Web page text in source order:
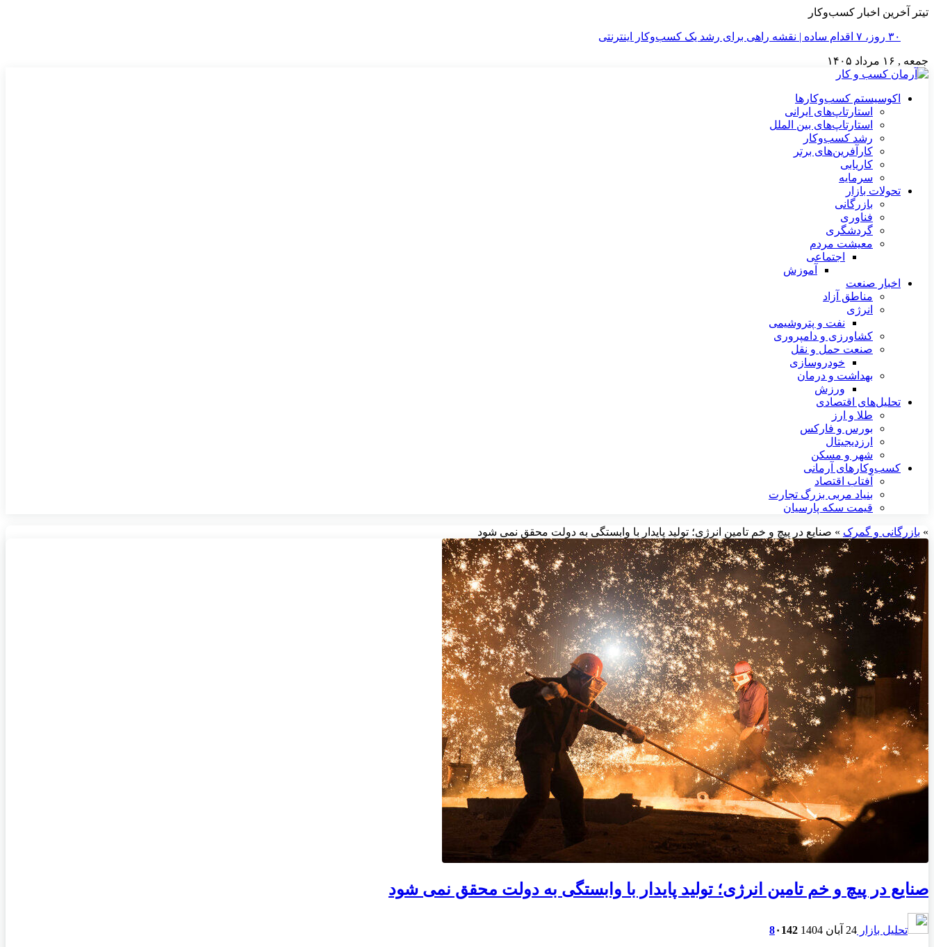
تیتر آخرین اخبار کسب‌وکار
۳۰ روز، ۷ اقدام ساده | نقشه راهی برای رشد یک کسب‌وکار اینترنتی
جمعه , ۱۶ مرداد ۱۴۰۵
اکوسیستم کسب‌وکارها
استارتاپ‌های ایرانی
استارتاپ‌های بین الملل
رشد کسب‌وکار
کارآفرین‌های برتر
کاریابی
سرمایه
تحولات بازار
بازرگانی
فناوری
گردشگری
معیشت مردم
اجتماعی
آموزش
اخبار صنعت
مناطق آزاد
انرژی
نفت و پتروشیمی
کشاورزی و دامپروری
صنعت حمل و نقل
خودروسازی
بهداشت و درمان
ورزش
تحلیل‌های اقتصادی
طلا و ارز
بورس و فارکس
ارزدیجیتال
شهر و مسکن
کسب‌وکارهای آرمانی
آفتاب اقتصاد
بنیاد مربی بزرگ تجارت
قیمت سکه پارسیان
» بازرگانی و گمرک » صنایع در پیچ و خم تامین انرژی؛ تولید پایدار با وابستگی به دولت محقق نمی شود
صنایع در پیچ و خم تامین انرژی؛ تولید پایدار با وابستگی به دولت محقق نمی شود
تحلیل بازار 24 آبان 1404 8۰ 142